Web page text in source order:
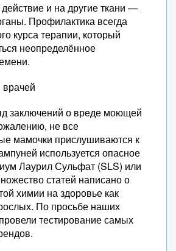
и на другие ткани —
Профилактика всегда
курса терапии, который
неопределённое
заключений о вреде моющей
не все
мамочки прислушиваются к
используется опасное
Лаурил Сульфат (SLS) или
статей написано о
химии на здоровье как
По просьбе наших
тестирование самых